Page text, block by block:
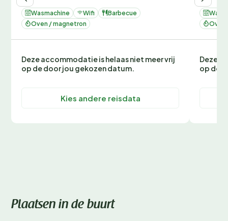
Wasmachine Wifi
Barbecue
Oven / magnetron
Deze accommodatie is helaas niet meer vrij
op de door jou gekozen datum.
Kies andere reisdata
Oven
Deze
op de
Plaatsen in de buurt